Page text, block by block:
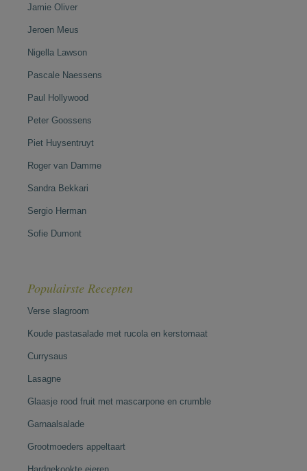
Jamie Oliver
Jeroen Meus
Nigella Lawson
Pascale Naessens
Paul Hollywood
Peter Goossens
Piet Huysentruyt
Roger van Damme
Sandra Bekkari
Sergio Herman
Sofie Dumont
Populairste Recepten
Verse slagroom
Koude pastasalade met rucola en kerstomaat
Currysaus
Lasagne
Glaasje rood fruit met mascarpone en crumble
Garnaalsalade
Grootmoeders appeltaart